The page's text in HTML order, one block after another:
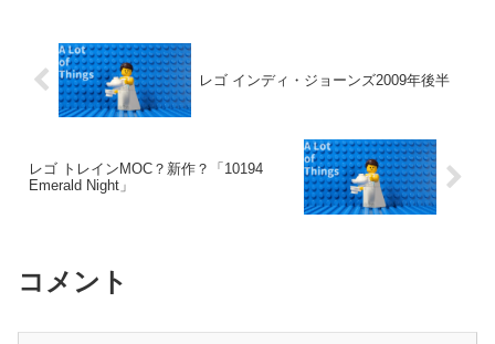
レゴ インディ・ジョーンズ2009年後半
レゴ トレインMOC？新作？「10194
Emerald Night」
コメント